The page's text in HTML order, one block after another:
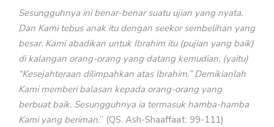
Sesungguhnya ini benar-benar suatu ujian yang nyata.
Dan Kami tebus anak itu dengan seekor sembelihan yang
besar. Kami abadikan untuk Ibrahim itu (pujian yang baik)
di kalangan orang-orang yang datang kemudian, (yaitu)
“Kesejahteraan dilimpahkan atas Ibrahim.” Demikianlah
Kami memberi balasan kepada orang-orang yang
berbuat baik. Sesungguhnya ia termasuk hamba-hamba
Kami yang beriman.” (QS. Ash-Shaaffaat: 99-111)